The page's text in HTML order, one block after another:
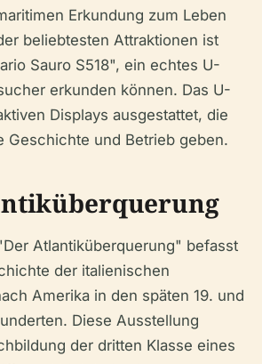
Erkundung zum Leben
beliebtesten Attraktionen ist
Sauro S518", ein echtes U-
erkunden können. Das U-
Displays ausgestattet, die
Geschichte und Betrieb geben.
Atlantiküberquerung" befasst
der italienischen
Amerika in den späten 19. und
Diese Ausstellung
der dritten Klasse eines